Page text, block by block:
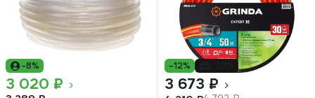
-8%
3 020 ₽
-12%
3 673 ₽